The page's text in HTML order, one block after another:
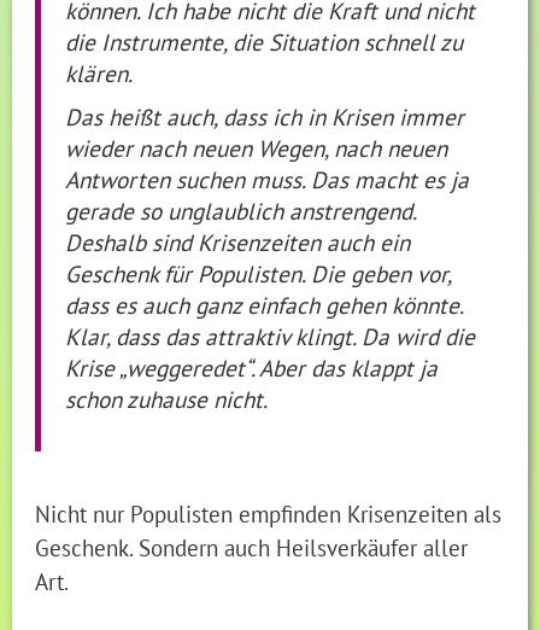
können. Ich habe nicht die Kraft und nicht
die Instrumente, die Situation schnell zu
klären.
Das heißt auch, dass ich in Krisen immer
wieder nach neuen Wegen, nach neuen
Antworten suchen muss. Das macht es ja
gerade so unglaublich anstrengend.
Deshalb sind Krisenzeiten auch ein
Geschenk für Populisten. Die geben vor,
dass es auch ganz einfach gehen könnte.
Klar, dass das attraktiv klingt. Da wird die
Krise „weggeredet“. Aber das klappt ja
schon zuhause nicht.
Nicht nur Populisten empfinden Krisenzeiten als
Geschenk. Sondern auch Heilsverkäufer aller
Art.